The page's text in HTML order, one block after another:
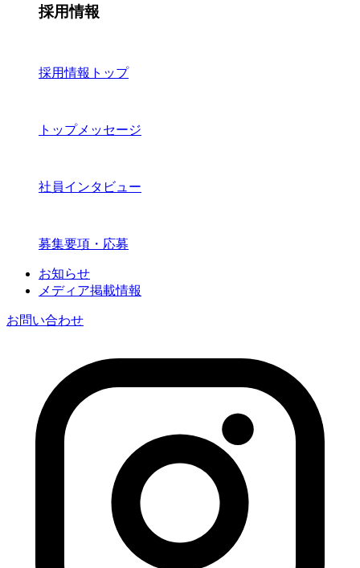
採用情報
採用情報トップ
トップメッセージ
社員インタビュー
募集要項・応募
お知らせ
メディア掲載情報
お問い合わせ